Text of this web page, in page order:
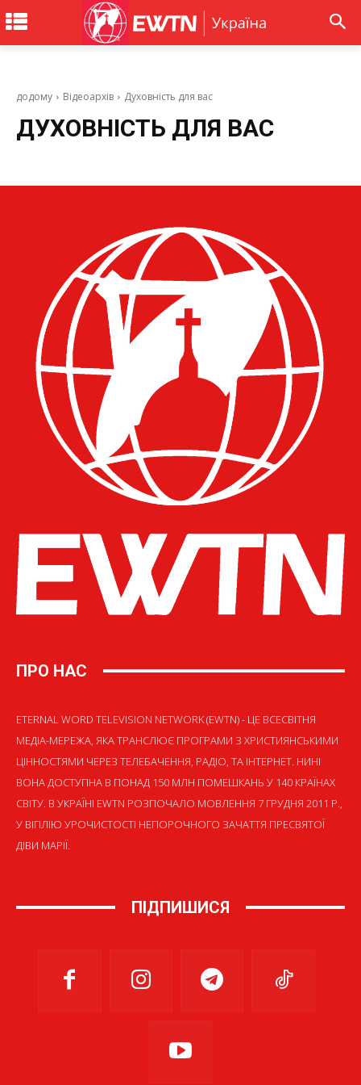
додому Відеоархів Духовність для вас
ДУХОВНІСТЬ ДЛЯ ВАС
ПРО НАС
ETERNAL WORD TELEVISION NETWORK (EWTN) - ЦЕ ВСЕСВІТНЯ
МЕДІА-МЕРЕЖА, ЯКА ТРАНСЛЮЄ ПРОГРАМИ З ХРИСТИЯНСЬКИМИ
ЦІННОСТЯМИ ЧЕРЕЗ ТЕЛЕБАЧЕННЯ, РАДІО, ТА ІНТЕРНЕТ. НИНІ
ВОНА ДОСТУПНА В ПОНАД 150 МЛН ПОМЕШКАНЬ У 140 КРАЇНАХ
СВІТУ. В УКРАЇНІ EWTN РОЗПОЧАЛО МОВЛЕННЯ 7 ГРУДНЯ 2011 Р.,
У ВІГІЛІЮ УРОЧИСТОСТІ НЕПОРОЧНОГО ЗАЧАТТЯ ПРЕСВЯТОЇ
ДІВИ МАРІЇ.
ПІДПИШИСЯ